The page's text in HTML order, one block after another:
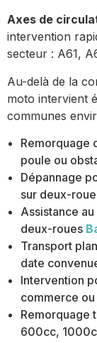
Axes de
intervention
secteur : A61,
Au-delà de la
moto intervient
communes
Remorquage
poule ou
Dépannage
sur deux-
Assistance
deux-roues
Transport
date
Intervention
commerce
Remorquage
600cc,